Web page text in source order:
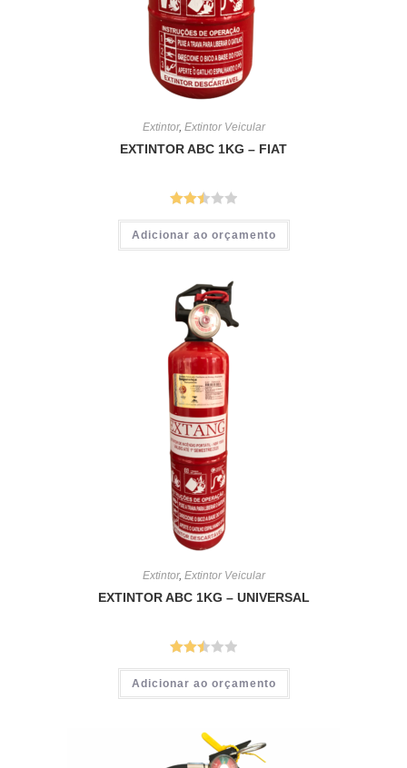
Extintor, Extintor Veicular
EXTINTOR ABC 1KG – FIAT
Avalia
ção
Adicionar ao orçamento
Extintor, Extintor Veicular
EXTINTOR ABC 1KG – UNIVERSAL
Avalia
ção
Adicionar ao orçamento